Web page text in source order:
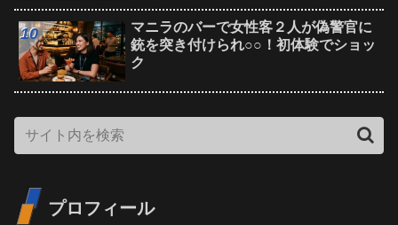
マニラのバーで女性客２人が偽警官に
銃を突き付けられ○○！初体験でショッ
ク
プロフィール